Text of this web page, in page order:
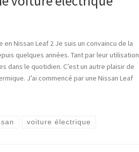
Nissan Leaf 2 Je suis un convaincu de la
quelques années. Tant par leur utilisation
dans le quotidien. C’est un autre plaisir de
J’ai commencé par une Nissan Leaf
voiture électrique